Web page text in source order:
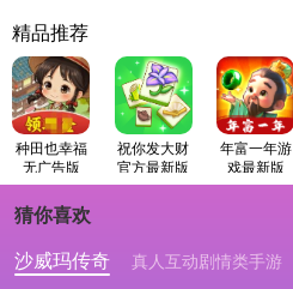
精品推荐
种田也幸福
无广告版
祝你发大财
官方最新版
年富一年游
戏最新版
猜你喜欢
沙威玛传奇
真人互动剧情类手游